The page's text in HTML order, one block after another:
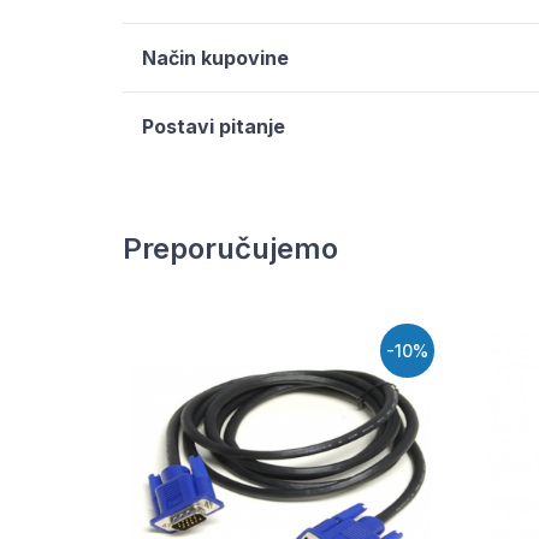
Način kupovine
Postavi pitanje
Preporučujemo
-10%